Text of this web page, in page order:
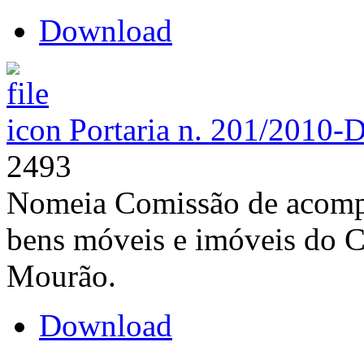
Download
Portaria n. 201/2010-
2493
Nomeia Comissão de
bens móveis e imóveis do
Mourão.
Download